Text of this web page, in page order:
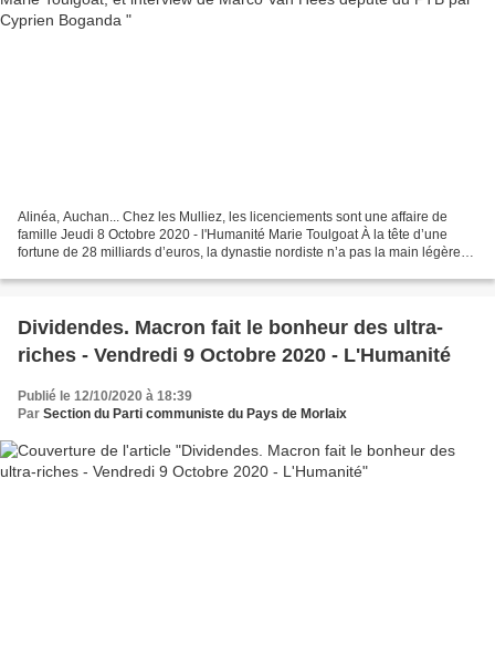
Alinéa, Auchan... Chez les Mulliez, les licenciements sont une affaire de
famille Jeudi 8 Octobre 2020 - l'Humanité Marie Toulgoat À la tête d’une
fortune de 28 milliards d’euros, la dynastie nordiste n’a pas la main légère
Dividendes. Macron fait le bonheur des ultra-
riches - Vendredi 9 Octobre 2020 - L'Humanité
Publié le 12/10/2020 à 18:39
Par Section du Parti communiste du Pays de Morlaix